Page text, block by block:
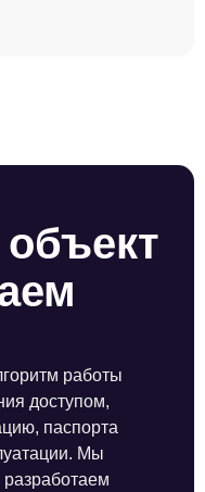
работы
доступом,
паспорта
Мы
разработаем